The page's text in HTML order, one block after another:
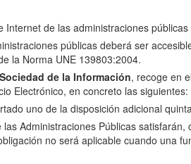
de las administraciones
públicas deberá ser
la Norma UNE 139803:2004.
de la Información, recoge en
Electrónico, en concreto las siguientes:
uno de la disposición adicional
Administraciones Públicas
no será aplicable cuando una